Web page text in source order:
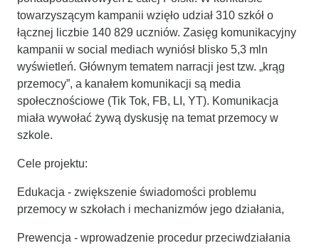
towarzyszącym kampanii wzięło udział 310 szkół o
łącznej liczbie 140 829 uczniów. Zasięg komunikacyjny
kampanii w social mediach wyniósł blisko 5,3 mln
wyświetleń. Głównym tematem narracji jest tzw. „krąg
przemocy”, a kanałem komunikacji są media
społecznościowe (Tik Tok, FB, LI, YT). Komunikacja
miała wywołać żywą dyskusję na temat przemocy w
szkole.
Cele projektu:
Edukacja - zwiększenie świadomości problemu
przemocy w szkołach i mechanizmów jego działania,
Prewencja - wprowadzenie procedur przeciwdziałania